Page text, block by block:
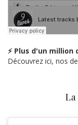
⚡ Plus d'un million
Découvrez ici, nos
La